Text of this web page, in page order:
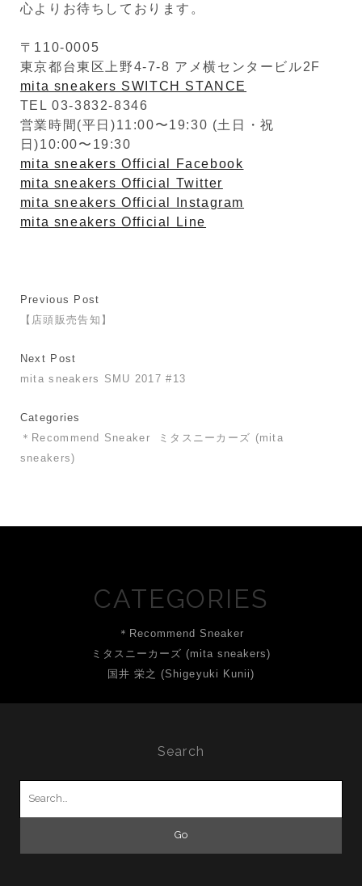
心よりお待ちしております。
〒110-0005
東京都台東区上野4-7-8 アメ横センタービル2F
mita sneakers SWITCH STANCE
TEL 03-3832-8346
営業時間(平日)11:00〜19:30 (土日・祝
日)10:00〜19:30
mita sneakers Official Facebook
mita sneakers Official Twitter
mita sneakers Official Instagram
mita sneakers Official Line
Previous Post
【店頭販売告知】
Next Post
mita sneakers SMU 2017 #13
Categories
＊Recommend Sneaker
ミタスニーカーズ (mita
sneakers)
CATEGORIES
＊Recommend Sneaker
ミタスニーカーズ (mita sneakers)
国井 栄之 (Shigeyuki Kunii)
Search